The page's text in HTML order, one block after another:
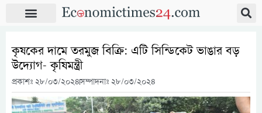
কৃষকের দামে তরমুজ বিক্রি: এটি সিন্ডিকেট ভাঙার বড়
উদ্যোগ- কৃষিমন্ত্রী
প্রকাশঃ ২৮/০৩/২০২৪সম্পাদনাঃ ২৮/০৩/২০২৪